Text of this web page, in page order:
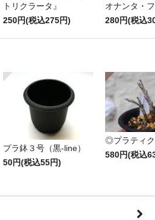
トリクラータ』
250円(税込275円)
オナンタ・
280円(税込
プラ鉢３号（黒-line）
50円(税込55円)
◎プラティ
580円(税込